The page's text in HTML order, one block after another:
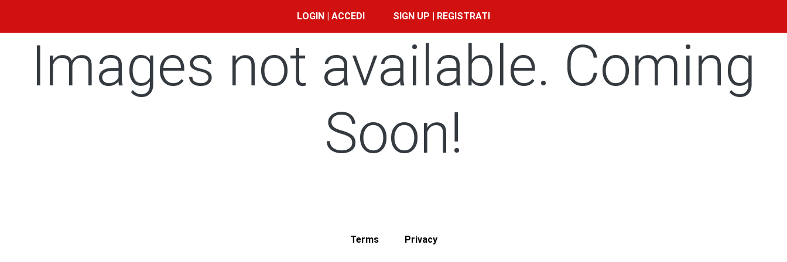
LOGIN | ACCEDI SIGN UP | REGISTRATI
Images not available. Coming
Soon!
Terms Privacy